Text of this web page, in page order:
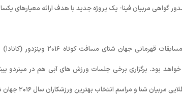
۳. مرکز توسعه داکار (سنگال) ۴. برنامه صدور گواهی مربیان فینا- یک پروژه جدید با هدف
توضیحات تفصیلی از شرایط آماده سازی پیش از
شش روزه از ۶ تا ۱۱ دسامبر (۱۶ تا ۲۱ آذر ۱۳۹۵) خواهد بود. برگزاری برخی جلسات ورزش های
شنا و مراسم انتخاب بهترین ورزشکاران سال ۲۰۱۶ جهان شنا.